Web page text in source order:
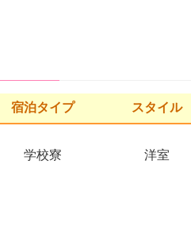
宿泊タイプ スタイル
学校寮 洋室